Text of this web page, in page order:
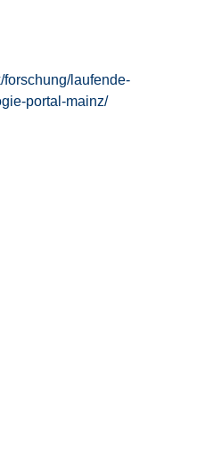
laufende-
portal-mainz/